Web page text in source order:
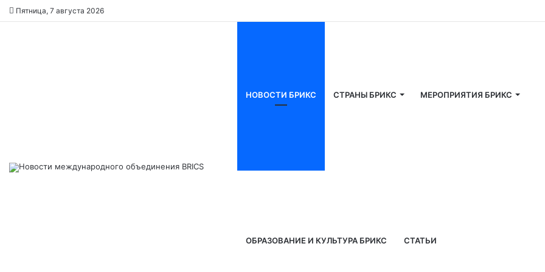
Пятница, 7 августа 2026
НОВОСТИ БРИКС СТРАНЫ БРИКС МЕРОПРИЯТИЯ БРИКС
ОБРАЗОВАНИЕ И КУЛЬТУРА БРИКС СТАТЬИ